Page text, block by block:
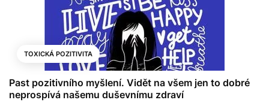
TOXICKÁ POZITIVITA
Past pozitivního myšlení. Vidět na všem jen to dobré
neprospívá našemu duševnímu zdraví